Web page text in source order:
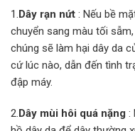
1.Dây rạn nứt : Nếu bề
chuyển sang màu tối sẫm,
chúng sẽ làm hại dây da
cứ lúc nào, dẫn đến tình
đập máy.
2.Dây mùi hôi quá nặng :